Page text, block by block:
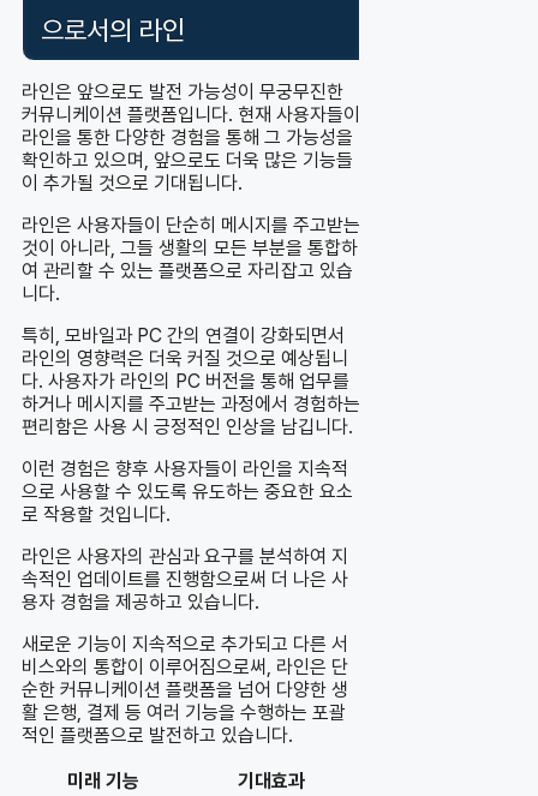
으로서의 라인
라인은 앞으로도 발전 가능성이 무궁무진한
커뮤니케이션 플랫폼입니다. 현재 사용자들이
라인을 통한 다양한 경험을 통해 그 가능성을
확인하고 있으며, 앞으로도 더욱 많은 기능들
이 추가될 것으로 기대됩니다.
라인은 사용자들이 단순히 메시지를 주고받는
것이 아니라, 그들 생활의 모든 부분을 통합하
여 관리할 수 있는 플랫폼으로 자리잡고 있습
니다.
특히, 모바일과 PC 간의 연결이 강화되면서
라인의 영향력은 더욱 커질 것으로 예상됩니
다. 사용자가 라인의 PC 버전을 통해 업무를
하거나 메시지를 주고받는 과정에서 경험하는
편리함은 사용 시 긍정적인 인상을 남깁니다.
이런 경험은 향후 사용자들이 라인을 지속적
으로 사용할 수 있도록 유도하는 중요한 요소
로 작용할 것입니다.
라인은 사용자의 관심과 요구를 분석하여 지
속적인 업데이트를 진행함으로써 더 나은 사
용자 경험을 제공하고 있습니다.
새로운 기능이 지속적으로 추가되고 다른 서
비스와의 통합이 이루어짐으로써, 라인은 단
순한 커뮤니케이션 플랫폼을 넘어 다양한 생
활 은행, 결제 등 여러 기능을 수행하는 포괄
적인 플랫폼으로 발전하고 있습니다.
미래 기능
기대효과